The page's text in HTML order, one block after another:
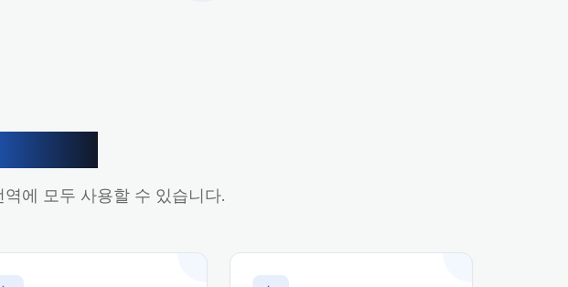
에 모두 사용할 수 있습니다.